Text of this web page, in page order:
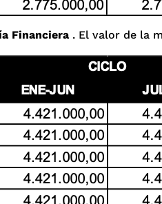
Financiera . El valor de la